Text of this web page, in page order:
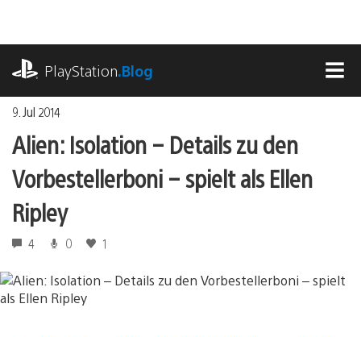
springen
PlayStation.Blog
9. Jul 2014
Alien: Isolation – Details zu den
Vorbestellerboni – spielt als Ellen
Ripley
4 0 1